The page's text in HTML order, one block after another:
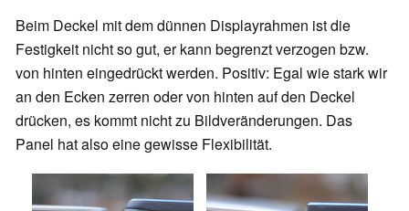
Beim Deckel mit dem dünnen Displayrahmen ist die
Festigkeit nicht so gut, er kann begrenzt verzogen bzw.
von hinten eingedrückt werden. Positiv: Egal wie stark wir
an den Ecken zerren oder von hinten auf den Deckel
drücken, es kommt nicht zu Bildveränderungen. Das
Panel hat also eine gewisse Flexibilität.